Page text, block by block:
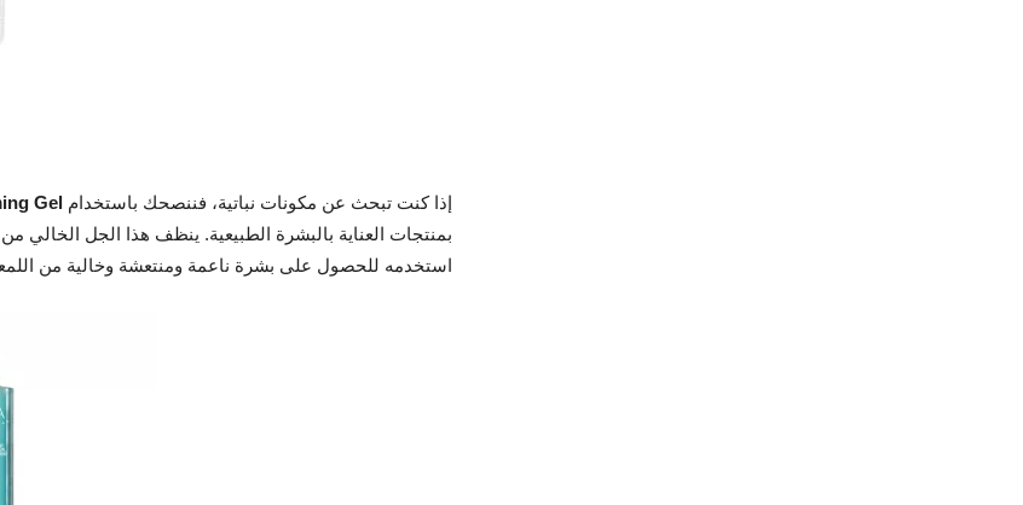
إذا كنت تبحث عن مكونات نباتية، فننصحك باستخدام Gel
بمنتجات العناية بالبشرة الطبيعية. ينظف هذا الجل
استخدمه للحصول على بشرة ناعمة ومنتعشة وخالية من